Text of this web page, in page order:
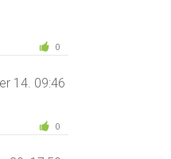
0
14. 09:46
0